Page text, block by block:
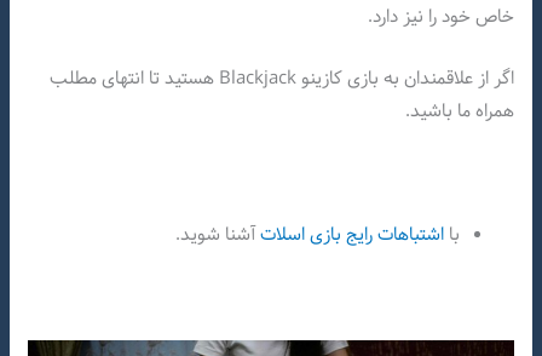
خاص خود را نیز دارد.
اگر از علاقمندان به بازی کازینو Blackjack هستید تا انتهای مطلب
همراه ما باشید.
بااشتباهات رایج بازی اسلاتآشنا شوید.